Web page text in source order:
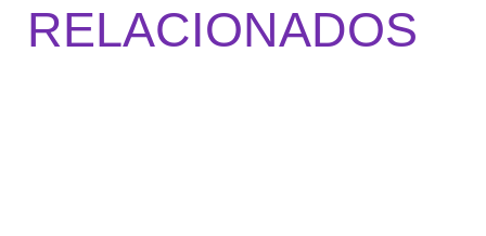
RELACIONADOS